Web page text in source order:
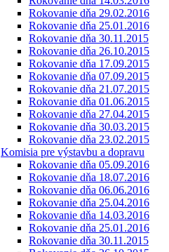
Rokovanie dňa 29.02.2016
Rokovanie dňa 25.01.2016
Rokovanie dňa 30.11.2015
Rokovanie dňa 26.10.2015
Rokovanie dňa 17.09.2015
Rokovanie dňa 07.09.2015
Rokovanie dňa 21.07.2015
Rokovanie dňa 01.06.2015
Rokovanie dňa 27.04.2015
Rokovanie dňa 30.03.2015
Rokovanie dňa 23.02.2015
Komisia pre výstavbu a dopravu
Rokovanie dňa 05.09.2016
Rokovanie dňa 18.07.2016
Rokovanie dňa 06.06.2016
Rokovanie dňa 25.04.2016
Rokovanie dňa 14.03.2016
Rokovanie dňa 25.01.2016
Rokovanie dňa 30.11.2015